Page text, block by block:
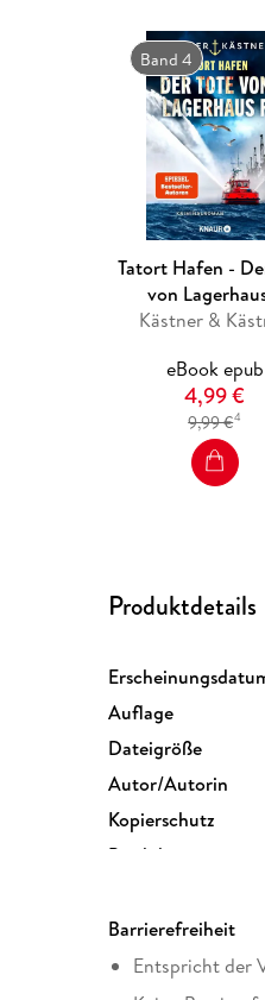
Band 4
Tatort Hafen -
von
Kästner &
eBook epub
4,99 €
9,99 €4
Produktdetails
Auflage
Dateigröße
Autor/Autorin
Kopierschutz
Produktart
Barrierefreiheit
Entspricht der